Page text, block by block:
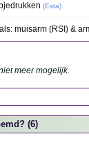
(Esta)
muisarm (RSI) &
meer mogelijk.
(6)